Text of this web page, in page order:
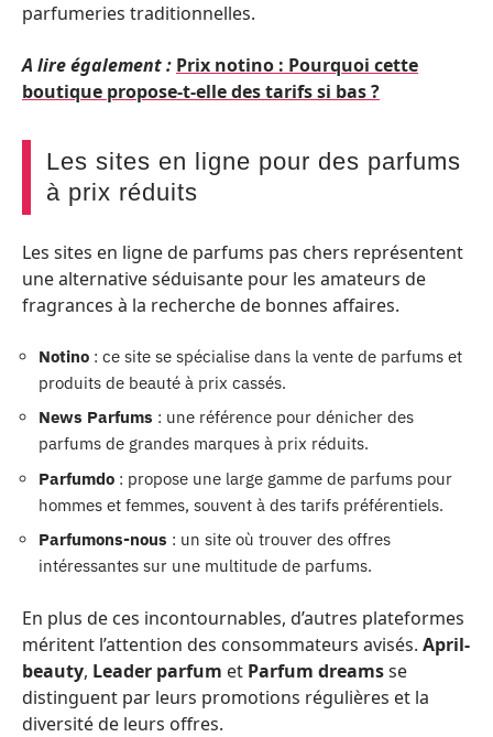
parfumeries traditionnelles.
A lire également : Prix notino : Pourquoi cette
boutique propose-t-elle des tarifs si bas ?
Les sites en ligne pour des parfums
à prix réduits
Les sites en ligne de parfums pas chers représentent
une alternative séduisante pour les amateurs de
fragrances à la recherche de bonnes affaires.
Notino : ce site se spécialise dans la vente de parfums et
produits de beauté à prix cassés.
News Parfums : une référence pour dénicher des
parfums de grandes marques à prix réduits.
Parfumdo : propose une large gamme de parfums pour
hommes et femmes, souvent à des tarifs préférentiels.
Parfumons-nous : un site où trouver des offres
intéressantes sur une multitude de parfums.
En plus de ces incontournables, d’autres plateformes
méritent l’attention des consommateurs avisés. April-
beauty, Leader parfum et Parfum dreamsse
distinguent par leurs promotions régulières et la
diversité de leurs offres.